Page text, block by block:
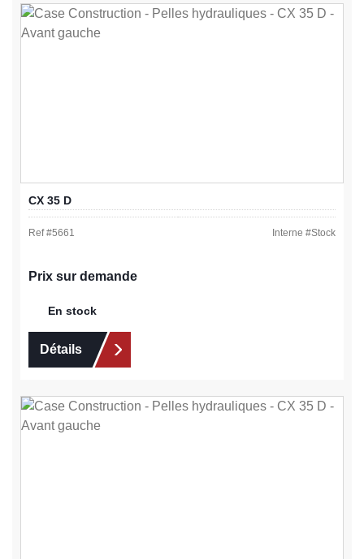
CX 35 D
Ref #5661 Interne #Stock
Prix sur demande
En stock
Détails